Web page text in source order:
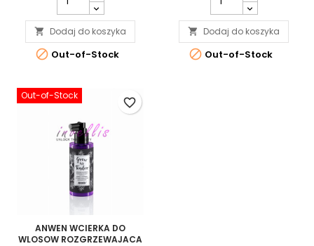
 Dodaj do koszyka
 Out-of-Stock
 Dodaj do koszyka
 Out-of-Stock
Out-of-Stock
ANWEN WCIERKA DO
WLOSOW ROZGRZEWAJACA
favorite_border